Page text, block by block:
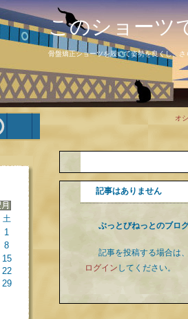
このショーツ
骨盤矯正ショーツを履いて姿勢を良くし、
土
1
8
15
22
29
オ
記事はありません
ぶっとびねっとのブロ
記事を投稿する場合は
ログイン してください。